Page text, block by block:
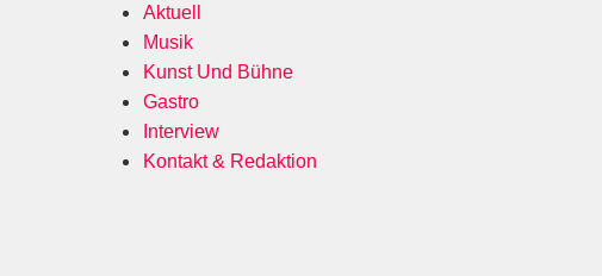
Aktuell
Musik
Kunst Und Bühne
Gastro
Interview
Kontakt & Redaktion